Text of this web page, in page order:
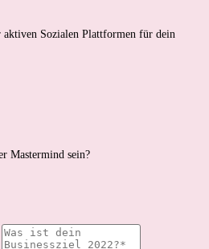
Sozialen Plattformen für dein
Mastermind sein?